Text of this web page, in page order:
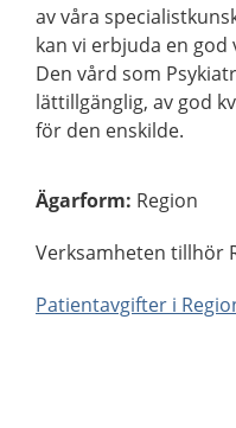
av våra
kan vi erbjuda en
Den vård som
lättillgänglig, av god
för den enskilde.
Ägarform: Region
Verksamheten tillhör
Patientavgifter i